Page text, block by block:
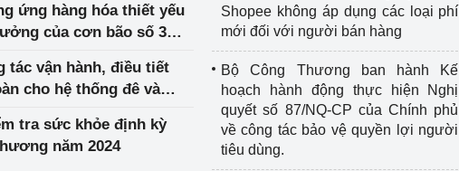
ứng hàng hóa thiết yếu
của cơn bão số 3
tác vận hành, điều tiết
cho hệ thống đê và
tra sức khỏe định kỳ
năm 2024
Shopee không áp dụng các loại phí
mới đối với người bán hàng
Bộ Công Thương ban hành Kế
hoạch hành động thực hiện Nghị
quyết số 87/NQ-CP của Chính phủ
về công tác bảo vệ quyền lợi người
tiêu dùng.